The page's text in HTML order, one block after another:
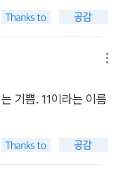
기쁨. 11이라는 이름